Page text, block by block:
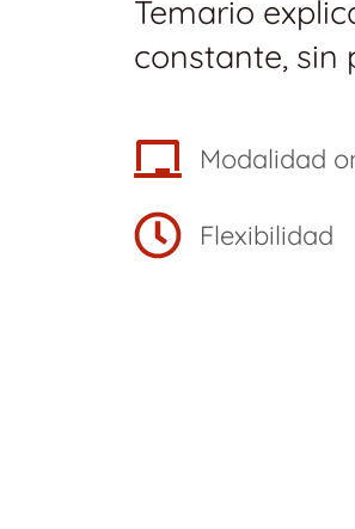
Temario
constante, sin
Modalidad
Flexibilidad